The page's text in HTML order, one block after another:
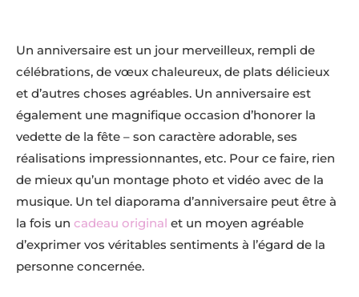
Un anniversaire est un jour merveilleux, rempli de
célébrations, de vœux chaleureux, de plats délicieux
et d’autres choses agréables. Un anniversaire est
également une magnifique occasion d’honorer la
vedette de la fête – son caractère adorable, ses
réalisations impressionnantes, etc. Pour ce faire, rien
de mieux qu’un montage photo et vidéo avec de la
musique. Un tel diaporama d’anniversaire peut être à
la fois un cadeau original et un moyen agréable
d’exprimer vos véritables sentiments à l’égard de la
personne concernée.